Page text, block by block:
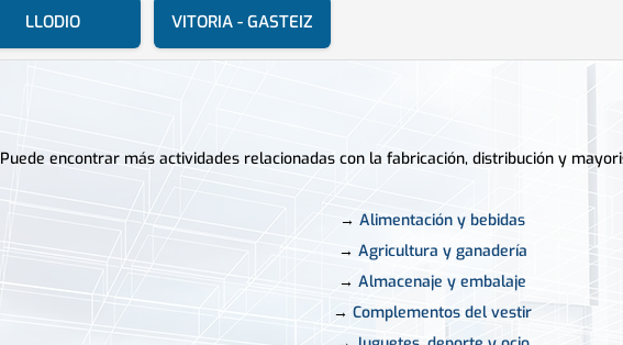
LLODIO VITORIA - GASTEIZ
Puede encontrar más actividades relacionadas con la fabricación, distribución y
→Alimentación y bebidas
→ Agricultura y ganadería
→Almacenaje y embalaje
→Complementos del vestir